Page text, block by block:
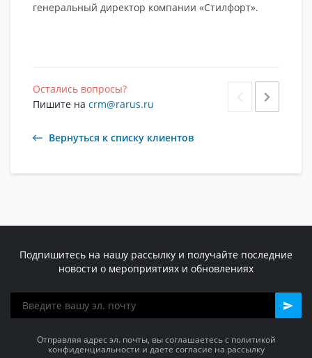
генеральный директор компании «Стилфорт».
Остались вопросы?
Пишите на crm@rarus.ru
Вернуться к списку клиентов
Подпишитесь на нашу рассылку и получайте последние
новости о мероприятиях и обновлениях
Отправляя адрес эл. почты, вы соглашаетесь с политикой
конфиденциальности и даете согласие на рассылку